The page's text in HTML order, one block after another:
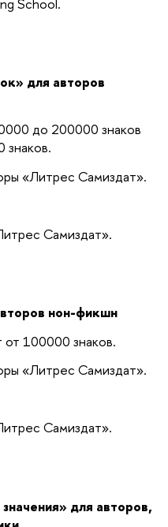
School.
для авторов
до 200000 знаков
знаков.
«Литрес Самиздат».
Самиздат».
нон-фикшн
100000 знаков.
«Литрес Самиздат».
Самиздат».
для авторов,